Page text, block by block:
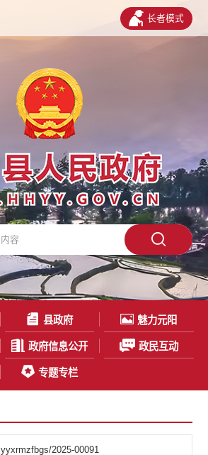
长者模式
县政府 魅力元阳
政府信息公开 政民互动
专题专栏
yyxrmzfbgs/2025-00091